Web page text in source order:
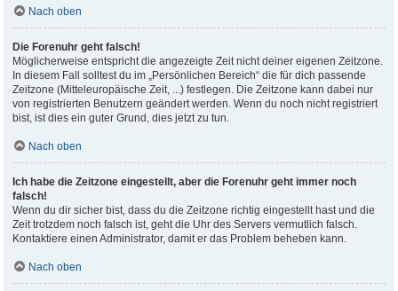
Nach oben
Die Forenuhr geht falsch!
Möglicherweise entspricht die angezeigte Zeit nicht deiner eigenen Zeitzone.
In diesem Fall solltest du im „Persönlichen Bereich“ die für dich passende
Zeitzone (Mitteleuropäische Zeit, ...) festlegen. Die Zeitzone kann dabei nur
von registrierten Benutzern geändert werden. Wenn du noch nicht registriert
bist, ist dies ein guter Grund, dies jetzt zu tun.
Nach oben
Ich habe die Zeitzone eingestellt, aber die Forenuhr geht immer noch
falsch!
Wenn du dir sicher bist, dass du die Zeitzone richtig eingestellt hast und die
Zeit trotzdem noch falsch ist, geht die Uhr des Servers vermutlich falsch.
Kontaktiere einen Administrator, damit er das Problem beheben kann.
Nach oben